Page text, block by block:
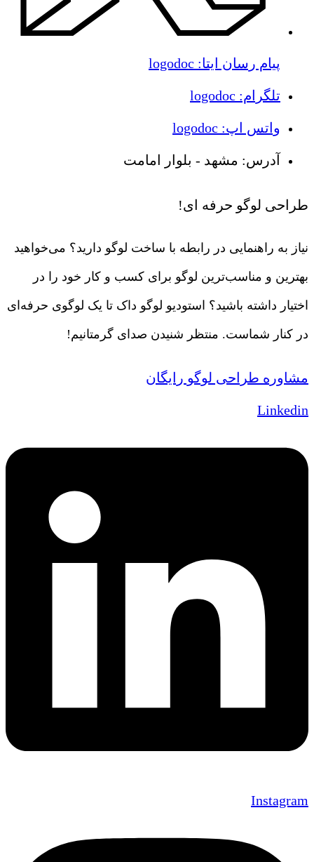
پیام رسان ایتا: logodoc
تلگرام: logodoc
واتس اپ: logodoc
آدرس: مشهد - بلوار امامت
طراحی لوگو حرفه ای!
نیاز به راهنمایی در رابطه با ساخت لوگو دارید؟ می‌خواهید
بهترین و مناسب‌ترین لوگو برای کسب و کار خود را در
اختیار داشته باشید؟ استودیو لوگو داک تا یک لوگوی حرفه‌ای
در کنار شماست. منتظر شنیدن صدای گرمتانیم!
مشاوره طراحی لوگو رایگان
Linkedin
Instagram